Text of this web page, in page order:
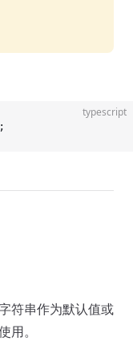
typescript
符串作为默认值或
。